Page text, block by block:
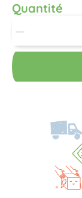
Quantité